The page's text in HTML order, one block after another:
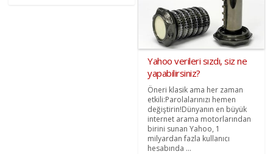
Yahoo verileri sızdı, siz ne
yapabilirsiniz?
Öneri klasik ama her zaman
etkili:Parolalarınızı hemen
değiştirin!Dünyanın en büyük
internet arama motorlarından
birini sunan Yahoo, 1
milyardan fazla kullanıcı
hesabında ...